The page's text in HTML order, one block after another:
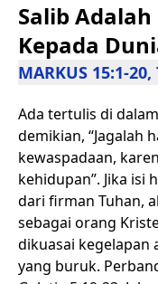
Salib
Kepada
MARKUS 15:1-20,
Ada tertulis di
demikian, “Jagalah
kewaspadaan,
kehidupan”. Jika isi
dari firman Tuhan,
sebagai orang
dikuasai kegelapan
yang buruk.